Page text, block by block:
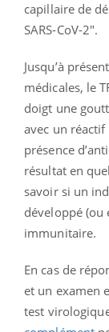
capillaire de
SARS-CoV-2".
Jusqu’à
médicales, le
doigt une
avec un
présence
résultat en
savoir si un
développé (ou
immunitaire.
En cas de
et un examen
test virologique